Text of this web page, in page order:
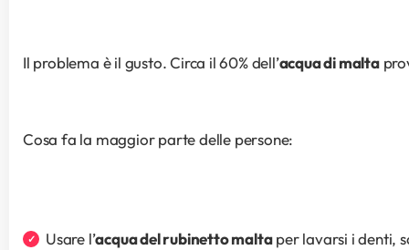
Il problema è il gusto. Circa il 60% dell’acqua di malta
Cosa fa la maggior parte delle persone:
Usare l’acqua del rubinetto malta per lavarsi i denti,